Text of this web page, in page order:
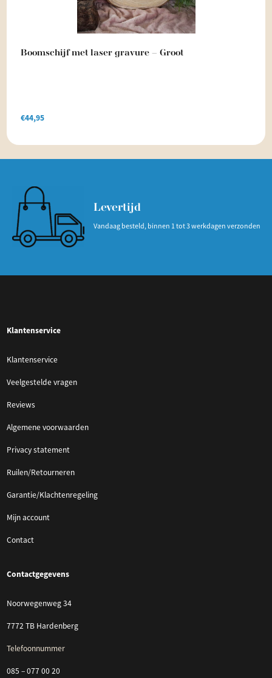
Boomschijf met laser gravure – Groot
€44,95
Levertijd
Vandaag besteld, binnen 1 tot 3 werkdagen verzonden
Klantenservice
Klantenservice
Veelgestelde vragen
Reviews
Algemene voorwaarden
Privacy statement
Ruilen/Retourneren
Garantie/Klachtenregeling
Mijn account
Contact
Contactgegevens
Noorwegenweg 34
7772 TB Hardenberg
Telefoonnummer
085 – 077 00 20